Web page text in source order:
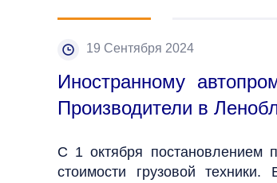
19 Сентября 2024
Иностранному
Производители в
С 1 октября постановлением
стоимости грузовой